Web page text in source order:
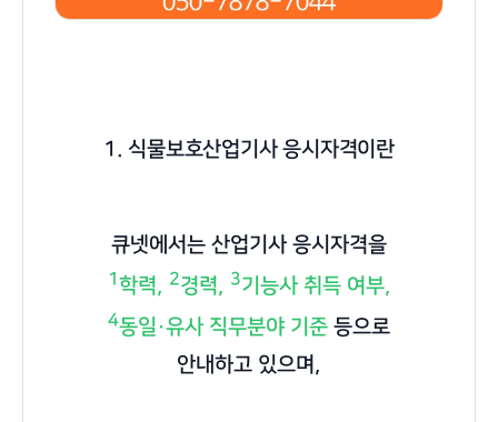
1. 식물보호산업기사 응시자격이란
큐넷에서는 산업기사 응시자격을
1 학력, 2경력, 3기능사 취득 여부,
4동일·유사 직무분야 기준 등으로
안내하고 있으며,